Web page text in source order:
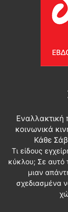
Εναλλακτική
κοινωνικά
Κάθε
Τι είδους
κύκλου; Σε αυτό
μιαν
σχεδιασμένα